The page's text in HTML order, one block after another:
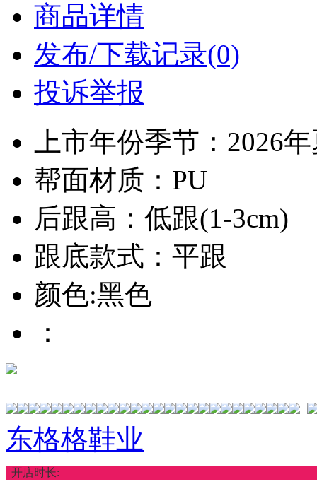
商品详情
发布/下载记录(0)
投诉举报
上市年份季节：2026
帮面材质：PU
后跟高：低跟(1-3cm)
跟底款式：平跟
颜色:黑色
：
东格格鞋业
开店时长: